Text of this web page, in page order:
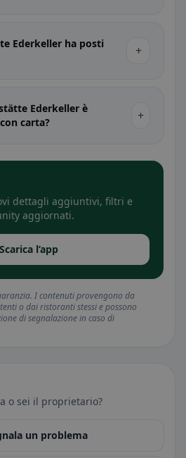
Ederkeller ha posti
+
Ederkeller è
carta?
+
dettagli aggiuntivi, filtri e
aggiornati.
Scarica l’app
I contenuti provengono da
o dai ristoranti stessi e possono
di segnalazione in caso di
o sei il proprietario?
un problema